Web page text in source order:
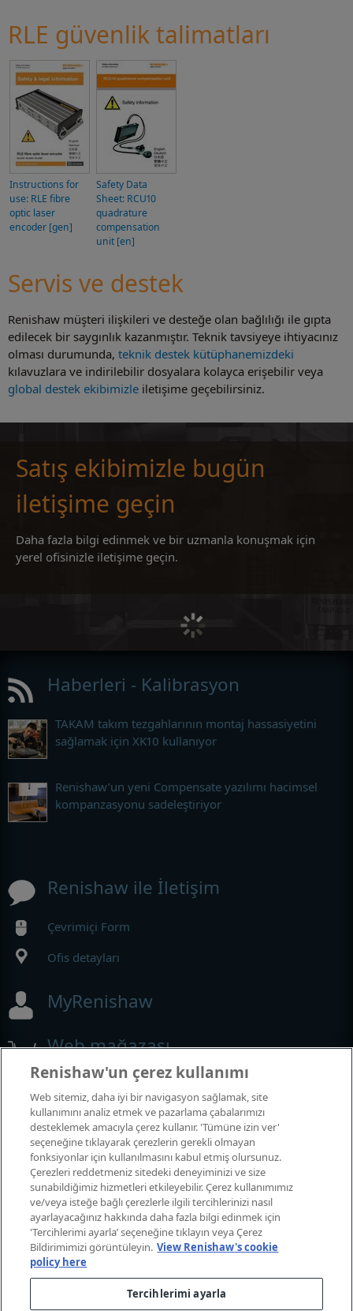
RLE güvenlik talimatları
Instructions for
use: RLE fibre
optic laser
encoder [gen]
Safety Data
Sheet: RCU10
quadrature
compensation
unit [en]
Servis ve destek
Renishaw müşteri ilişkileri ve desteğe olan bağlılığı ile gıpta
edilecek bir saygınlık kazanmıştır. Teknik tavsiyeye ihtiyacınız
olması durumunda, teknik destek kütüphanemizdeki
kılavuzlara ve indirilebilir dosyalara kolayca erişebilir veya
global destek ekibimizle iletişime geçebilirsiniz.
Satış ekibimizle bugün
iletişime geçin
Daha fazla bilgi edinmek ve bir uzmanla konuşmak için
yerel ofisinizle iletişime geçin.
Haberleri - Kalibrasyon
TAKAM takım tezgahlarının montaj hassasiyetini
sağlamak için XK10 kullanıyor
Renishaw’un yeni Compensate yazılımı hacimsel
kompanzasyonu sadeleştiriyor
Renishaw ile İletişim
Çevrimiçi Form
Ofis detayları
MyRenishaw
Web mağazası
Fuarlar ve Konferanslar
Katıldığımız etkinlikler
Renishaw'un çerez kullanımı
Web sitemiz, daha iyi bir navigasyon sağlamak, site
kullanımını analiz etmek ve pazarlama çabalarımızı
desteklemek amacıyla çerez kullanır. 'Tümüne izin ver'
seçeneğine tıklayarak çerezlerin gerekli olmayan
fonksiyonlar için kullanılmasını kabul etmiş olursunuz.
Çerezleri reddetmeniz sitedeki deneyiminizi ve size
sunabildiğimiz hizmetleri etkileyebilir. Çerez kullanımımız
ve/veya isteğe bağlı çerezlerle ilgili tercihlerinizi nasıl
ayarlayacağınız hakkında daha fazla bilgi edinmek için
'Tercihlerimi ayarla’ seçeneğine tıklayın veya Çerez
Bildirimimizi görüntüleyin. View Renishaw's cookie
policy here
Tercihlerimi ayarla